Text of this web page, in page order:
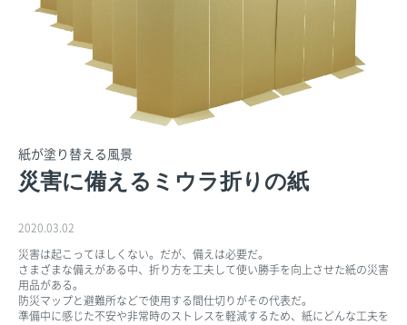
紙が塗り替える風景
災害に備えるミウラ折りの紙
2020.03.02
災害は起こってほしくない。だが、備えは必要だ。
さまざまな備えがある中、折り方を工夫して使い勝手を向上させた紙の災害
用品がある。
防災マップと避難所などで使用する間仕切りがその代表だ。
準備中に感じた不安や非常時のストレスを軽減するため、紙にどんな工夫を